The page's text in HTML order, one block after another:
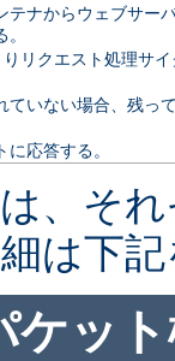
テナからウェブサー
リクエスト処理サ
ていない場合、残っ
応答する。
、そ
は下
ケッ